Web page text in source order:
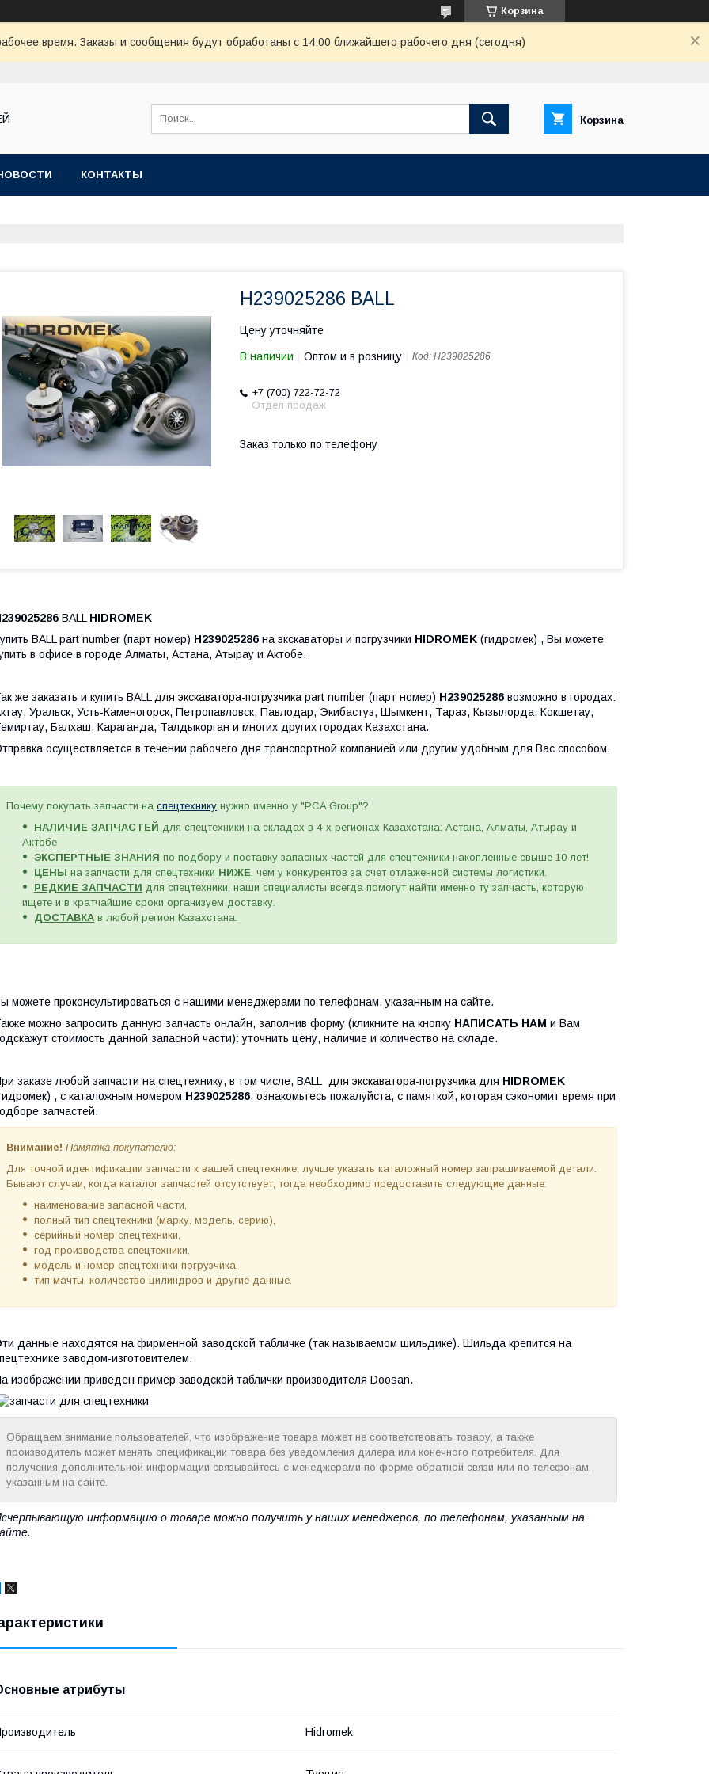
Корзина
время. Заказы и сообщения будут обработаны с 14:00 ближайшего рабочего дня (сегодня)
Корзина
КОНТАКТЫ
H239025286 BALL
Цену уточняйте
В наличии Оптом и в розницу Код: H239025286
+7 (700) 722-72-72
Отдел продаж
Заказ только по телефону
BALL HIDROMEK
BALL part number (парт номер) H239025286 на экскаваторы и погрузчики HIDROMEK (гидромек) , Вы можете
в офисе в городе Алматы, Астана, Атырау и Актобе.
же заказать и купить BALL для экскаватора-погрузчика part number (парт номер) H239025286 возможно в городах:
Уральск, Усть-Каменогорск, Петропавловск, Павлодар, Экибастуз, Шымкент, Тараз, Кызылорда, Кокшетау,
Балхаш, Караганда, Талдыкорган и многих других городах Казахстана.
осуществляется в течении рабочего дня транспортной компанией или другим удобным для Вас способом.
Почему покупать запчасти на спецтехнику нужно именно у "PCA Group"?
НАЛИЧИЕ ЗАПЧАСТЕЙ для спецтехники на складах в 4-х регионах Казахстана: Астана, Алматы, Атырау и
Актобе
ЭКСПЕРТНЫЕ ЗНАНИЯ по подбору и поставку запасных частей для спецтехники накопленные свыше 10 лет!
ЦЕНЫ на запчасти для спецтехники НИЖЕ, чем у конкурентов за счет отлаженной системы логистики.
РЕДКИЕ ЗАПЧАСТИ для спецтехники, наши специалисты всегда помогут найти именно ту запчасть, которую
ищете и в кратчайшие сроки организуем доставку.
ДОСТАВКА в любой регион Казахстана.
можете проконсультироваться с нашими менеджерами по телефонам, указанным на сайте.
можно запросить данную запчасть онлайн, заполнив форму (кликните на кнопку НАПИСАТЬ НАМ и Вам
стоимость данной запасной части): уточнить цену, наличие и количество на складе.
заказе любой запчасти на спецтехнику, в том числе, BALL для экскаватора-погрузчика для HIDROMEK
, с каталожным номером H239025286, ознакомьтесь пожалуйста, с памяткой, которая сэкономит время при
запчастей.
Внимание! Памятка покупателю:
Для точной идентификации запчасти к вашей спецтехнике, лучше указать каталожный номер запрашиваемой детали.
Бывают случаи, когда каталог запчастей отсутствует, тогда необходимо предоставить следующие данные:
наименование запасной части,
полный тип спецтехники (марку, модель, серию),
серийный номер спецтехники,
год производства спецтехники,
модель и номер спецтехники погрузчика,
тип мачты, количество цилиндров и другие данные.
данные находятся на фирменной заводской табличке (так называемом шильдике). Шильда крепится на
заводом-изготовителем.
изображении приведен пример заводской таблички производителя Doosan.
Обращаем внимание пользователей, что изображение товара может не соответствовать товару, а также
производитель может менять спецификации товара без уведомления дилера или конечного потребителя. Для
получения дополнительной информации связывайтесь с менеджерами по форме обратной связи или по телефонам,
указанным на сайте.
информацию о товаре можно получить у наших менеджеров, по телефонам, указанным на
атрибуты
Hidromek